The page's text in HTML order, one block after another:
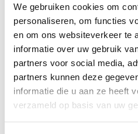
We gebruiken cookies om
personaliseren, om functies
en om ons websiteverkeer te
informatie over uw gebruik
partners voor social media,
partners kunnen deze
informatie die u aan ze heeft
verzameld op basis van uw